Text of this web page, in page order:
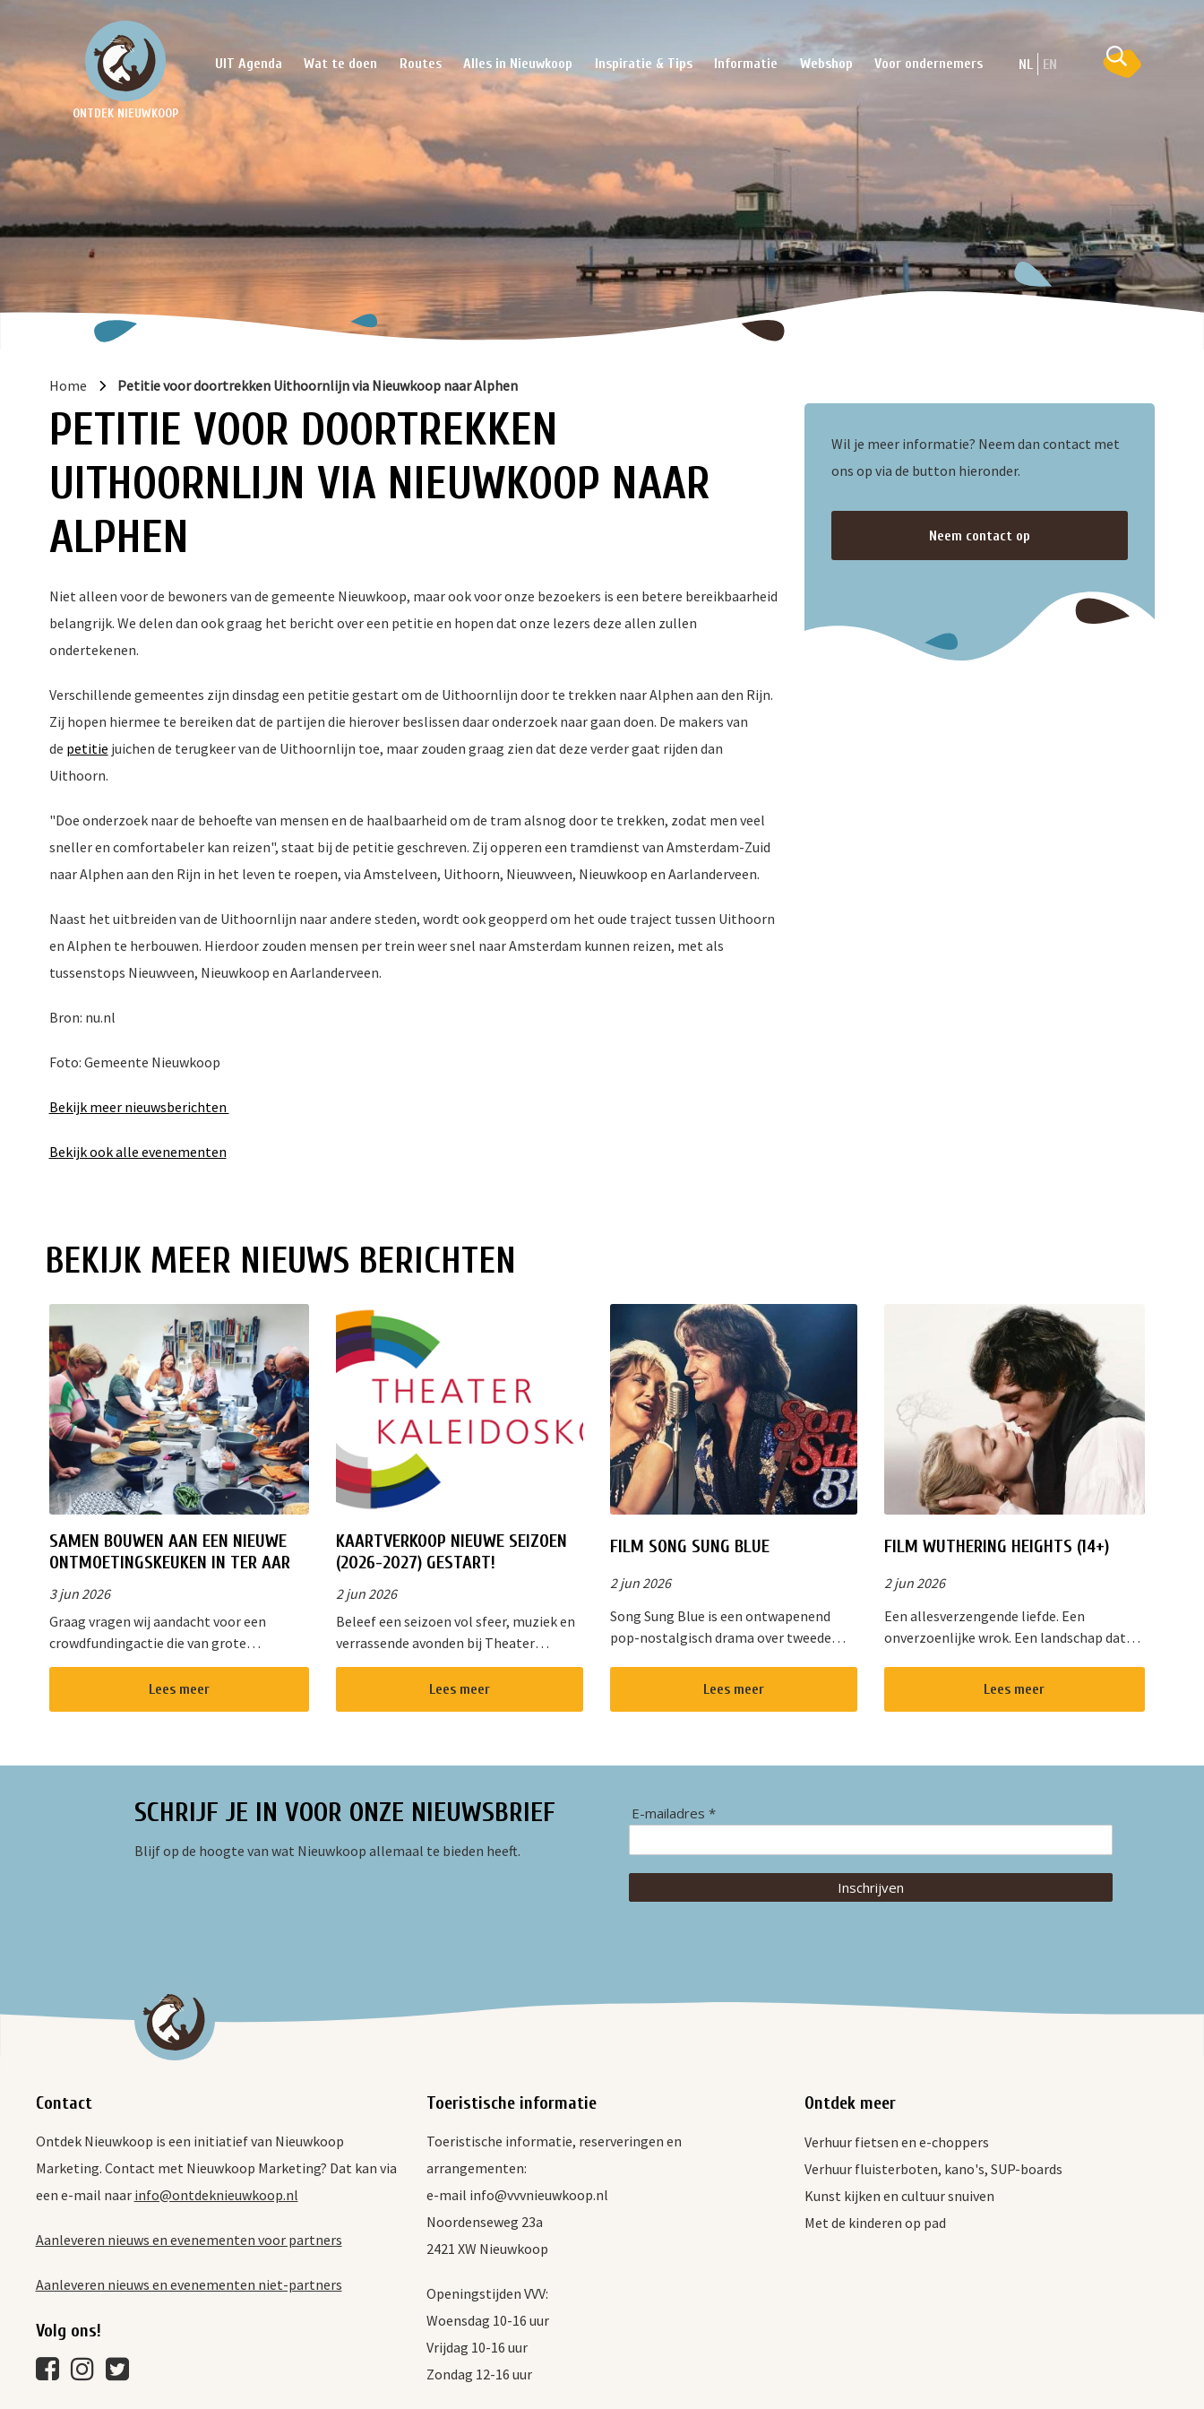
ONTDEK NIEUWKOOP
UIT Agenda Wat te doen Routes Alles in Nieuwkoop Inspiratie & Tips Informatie Webshop Voor ondernemers NL EN
Home Petitie voor doortrekken Uithoornlijn via Nieuwkoop naar Alphen
PETITIE VOOR DOORTREKKEN
UITHOORNLIJN VIA NIEUWKOOP NAAR
ALPHEN
Niet alleen voor de bewoners van de gemeente Nieuwkoop, maar ook voor onze bezoekers is een betere bereikbaarheid
belangrijk. We delen dan ook graag het bericht over een petitie en hopen dat onze lezers deze allen zullen
ondertekenen.
Verschillende gemeentes zijn dinsdag een petitie gestart om de Uithoornlijn door te trekken naar Alphen aan den Rijn.
Zij hopen hiermee te bereiken dat de partijen die hierover beslissen daar onderzoek naar gaan doen. De makers van
de petitie juichen de terugkeer van de Uithoornlijn toe, maar zouden graag zien dat deze verder gaat rijden dan
Uithoorn.
"Doe onderzoek naar de behoefte van mensen en de haalbaarheid om de tram alsnog door te trekken, zodat men veel
sneller en comfortabeler kan reizen", staat bij de petitie geschreven. Zij opperen een tramdienst van Amsterdam-Zuid
naar Alphen aan den Rijn in het leven te roepen, via Amstelveen, Uithoorn, Nieuwveen, Nieuwkoop en Aarlanderveen.
Naast het uitbreiden van de Uithoornlijn naar andere steden, wordt ook geopperd om het oude traject tussen Uithoorn
en Alphen te herbouwen. Hierdoor zouden mensen per trein weer snel naar Amsterdam kunnen reizen, met als
tussenstops Nieuwveen, Nieuwkoop en Aarlanderveen.
Bron: nu.nl
Foto: Gemeente Nieuwkoop
Bekijk meer nieuwsberichten
Bekijk ook alle evenementen
Wil je meer informatie? Neem dan contact met
ons op via de button hieronder.
Neem contact op
BEKIJK MEER NIEUWS BERICHTEN
SAMEN BOUWEN AAN EEN NIEUWE
ONTMOETINGSKEUKEN IN TER AAR
3 jun 2026
Graag vragen wij aandacht voor een
crowdfundingactie die van grote
betekenis is voor onze gemeenschap.
Stichting !Triggr en SPAN vormen samen
een multifunctioneel cultureel centrum
Lees meer
KAARTVERKOOP NIEUWE SEIZOEN
(2026-2027) GESTART!
2 jun 2026
Beleef een seizoen vol sfeer, muziek en
verrassende avonden bij Theater
Kaleidoskoop. Dit gezellige theater in
het hart van Nieuwkoop biedt een
gevarieerd programma voor jong en
Lees meer
FILM SONG SUNG BLUE
2 jun 2026
Song Sung Blue is een ontwapenend
pop-nostalgisch drama over tweede
helende vermogen van muziek. Van de
Lees meer
FILM WUTHERING HEIGHTS (14+)
2 jun 2026
Een allesverzengende liefde. Een
onverzoenlijke wrok. Een landschap dat
gedurfde en originele verfilming van de
Lees meer
SCHRIJF JE IN VOOR ONZE NIEUWSBRIEF
Blijf op de hoogte van wat Nieuwkoop allemaal te bieden heeft.
E-mailadres *
Inschrijven
Contact
Ontdek Nieuwkoop is een initiatief van Nieuwkoop
Marketing. Contact met Nieuwkoop Marketing? Dat kan via
een e-mail naar info@ontdeknieuwkoop.nl
Aanleveren nieuws en evenementen voor partners
Aanleveren nieuws en evenementen niet-partners
Volg ons!
Toeristische informatie
Toeristische informatie, reserveringen en
arrangementen:
e-mail info@vvvnieuwkoop.nl
Noordenseweg 23a
2421 XW Nieuwkoop
Openingstijden VVV:
Woensdag 10-16 uur
Vrijdag 10-16 uur
Zondag 12-16 uur
Ontdek meer
Verhuur fietsen en e-choppers
Verhuur fluisterboten, kano's, SUP-boards
Kunst kijken en cultuur snuiven
Met de kinderen op pad